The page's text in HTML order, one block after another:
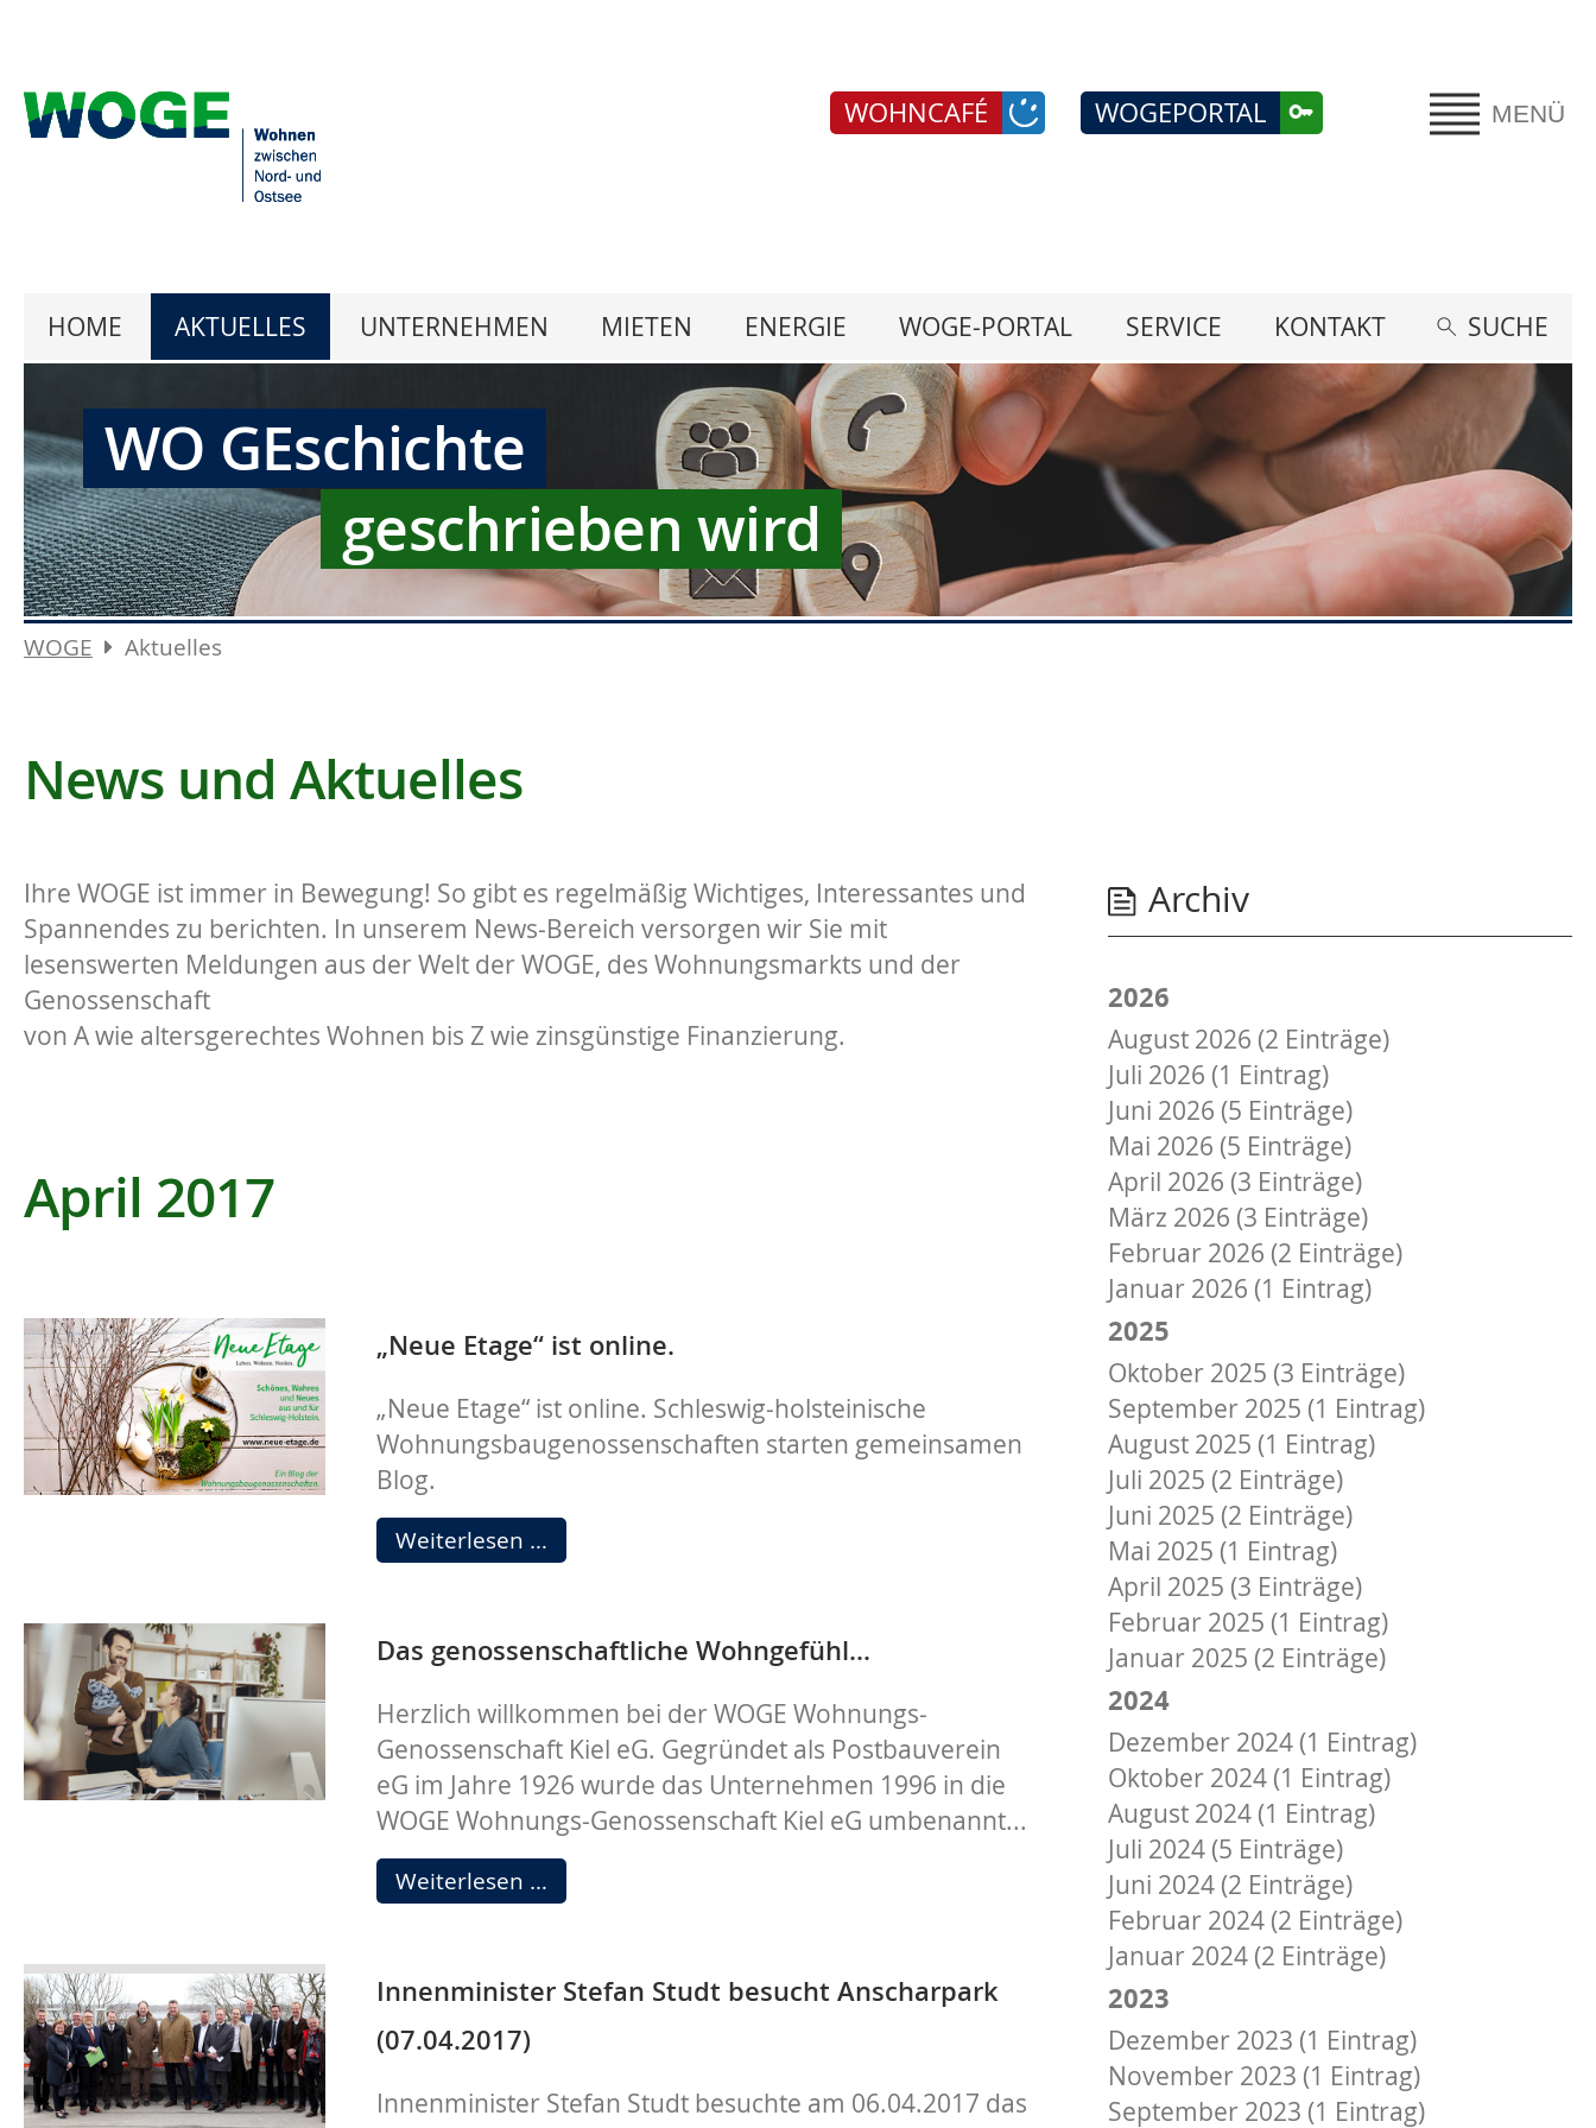
MENÜ
WOGEPORTAL
WOHNCAFÉ
HOME AKTUELLES UNTERNEHMEN MIETEN ENERGIE WOGE-PORTAL SERVICE KONTAKT SUCHE
WO GEschichte
geschrieben wird
WOGE Aktuelles
News und Aktuelles
Ihre WOGE ist immer in Bewegung! So gibt es regelmäßig Wichtiges, Interessantes und
Spannendes zu berichten. In unserem News-Bereich versorgen wir Sie mit
lesenswerten Meldungen aus der Welt der WOGE, des Wohnungsmarkts und der
Genossenschaft
von A wie altersgerechtes Wohnen bis Z wie zinsgünstige Finanzierung.
April 2017
„Neue Etage“ ist online.
„Neue Etage“ ist online. Schleswig-holsteinische
Wohnungsbaugenossenschaften starten gemeinsamen
Blog.
Weiterlesen … „Neue
Etage“
online.
Das genossenschaftliche Wohngefühl...
Herzlich willkommen bei der WOGE Wohnungs-
Genossenschaft Kiel eG. Gegründet als Postbauverein
eG im Jahre 1926 wurde das Unternehmen 1996 in die
WOGE Wohnungs-Genossenschaft Kiel eG umbenannt...
Weiterlesen … Das
genossenschaftliche
Innenminister Stefan Studt besucht Anscharpark
(07.04.2017)
Innenminister Stefan Studt besuchte am 06.04.2017 das
Archiv
2026
August 2026 (2 Einträge)
Juli 2026 (1 Eintrag)
Juni 2026 (5 Einträge)
Mai 2026 (5 Einträge)
April 2026 (3 Einträge)
März 2026 (3 Einträge)
Februar 2026 (2 Einträge)
Januar 2026 (1 Eintrag)
2025
Oktober 2025 (3 Einträge)
September 2025 (1 Eintrag)
August 2025 (1 Eintrag)
Juli 2025 (2 Einträge)
Juni 2025 (2 Einträge)
Mai 2025 (1 Eintrag)
April 2025 (3 Einträge)
Februar 2025 (1 Eintrag)
Januar 2025 (2 Einträge)
2024
Dezember 2024 (1 Eintrag)
Oktober 2024 (1 Eintrag)
August 2024 (1 Eintrag)
Juli 2024 (5 Einträge)
Juni 2024 (2 Einträge)
Februar 2024 (2 Einträge)
Januar 2024 (2 Einträge)
2023
Dezember 2023 (1 Eintrag)
November 2023 (1 Eintrag)
September 2023 (1 Eintrag)